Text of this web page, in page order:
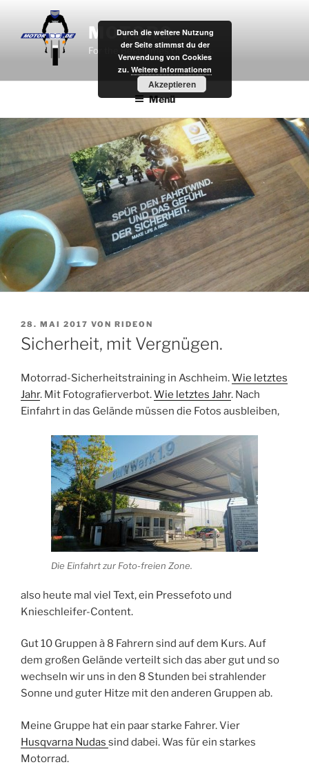
springen
MOTOR8
For the Best Times Outdoors.
Menü
VERÖFFENTLICHT
AM
28. MAI 2017 VON RIDEON
Sicherheit, mit Vergnügen.
Motorrad-Sicherheitstraining in Aschheim.Wie letztes
Jahr. Mit Fotografierverbot.Wie letztes Jahr. Nach
Einfahrt in das Gelände müssen die Fotos ausbleiben,
Die Einfahrt zur Foto-freien Zone.
also heute mal viel Text, ein Pressefoto und
Knieschleifer-Content.
Gut 10 Gruppen à 8 Fahrern sind auf dem Kurs. Auf
dem großen Gelände verteilt sich das aber gut und so
wechseln wir uns in den 8 Stunden bei strahlender
Sonne und guter Hitze mit den anderen Gruppen ab.
Meine Gruppe hat ein paar starke Fahrer. Vier
Husqvarna Nudas sind dabei. Was für ein starkes
Motorrad.
Durch die weitere Nutzung
der Seite stimmst du der
Verwendung von Cookies
zu. Weitere Informationen
Akzeptieren